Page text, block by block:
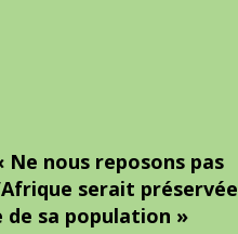
Ne nous reposons pas
serait préservée
de sa population »